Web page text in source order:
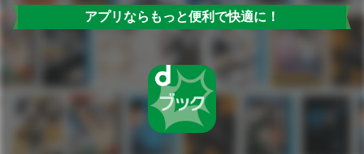
アプリならもっと便利で快適に！